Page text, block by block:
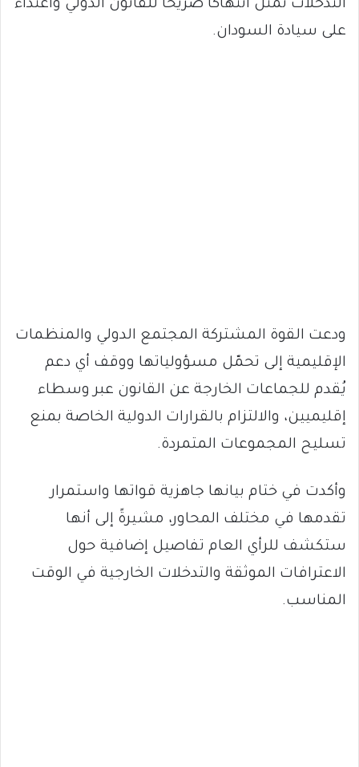
التدخلات تمثل انتهاكًا صريحًا للقانون الدولي واعتداءً
على سيادة السودان.
ودعت القوة المشتركة المجتمع الدولي والمنظمات
الإقليمية إلى تحمّل مسؤولياتها ووقف أي دعم
يُقدم للجماعات الخارجة عن القانون عبر وسطاء
إقليميين، والالتزام بالقرارات الدولية الخاصة بمنع
تسليح المجموعات المتمردة.
وأكدت في ختام بيانها جاهزية قواتها واستمرار
تقدمها في مختلف المحاور، مشيرةً إلى أنها
ستكشف للرأي العام تفاصيل إضافية حول
الاعترافات الموثقة والتدخلات الخارجية في الوقت
المناسب.